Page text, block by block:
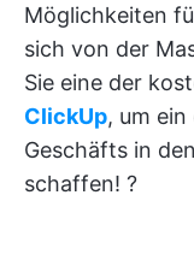
Möglichkeiten
sich von der
Sie eine der
ClickUp, um
Geschäfts in
schaffen! ?